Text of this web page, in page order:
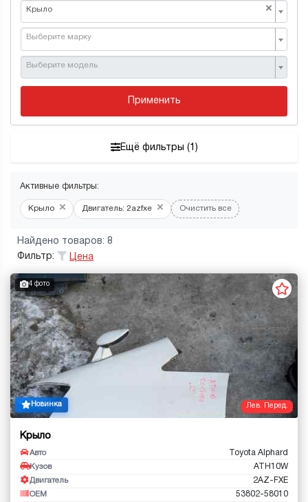
×
Крыло
Выберите марку
Выберите модель
Применить
Ещё фильтры (1)
Активные фильтры:
Крыло × Двигатель: 2azfxe × Очистить все
Найдено товаров: 8
Фильтр:
Цена
Лев. Перед.
4 фото
Новинка
Крыло
Авто Toyota Alphard
Кузов ATH10W
Двигатель 2AZ-FXE
OEM 53802-58010